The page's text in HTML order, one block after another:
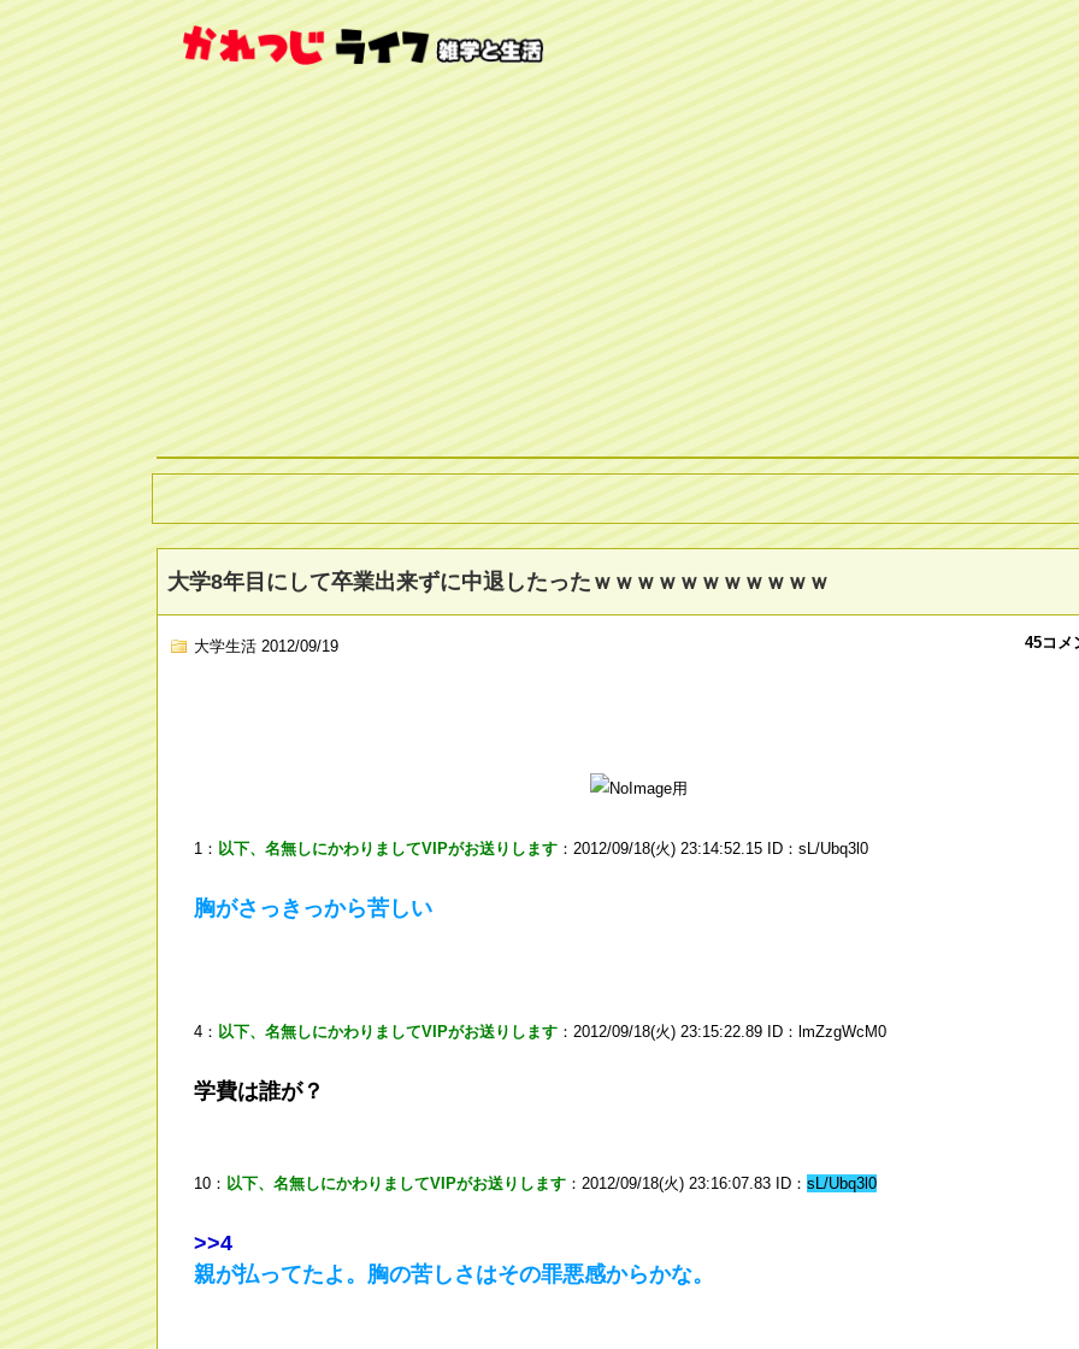
大学8年目にして卒業出来ずに中退したったｗｗｗｗｗｗｗｗｗｗｗ
大学生活 2012/09/19 45コメ
1： 以下、名無しにかわりましてVIPがお送りします ：2012/09/18(火) 23:14:52.15 ID：sL/Ubq3l0
胸がさっきっから苦しい
4： 以下、名無しにかわりましてVIPがお送りします ：2012/09/18(火) 23:15:22.89 ID：lmZzgWcM0
学費は誰が？
10： 以下、名無しにかわりましてVIPがお送りします ：2012/09/18(火) 23:16:07.83 ID： sL/Ubq3l0
>>4
親が払ってたよ。胸の苦しさはその罪悪感からかな。